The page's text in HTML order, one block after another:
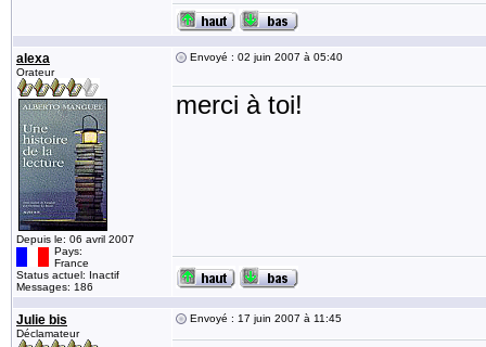
alexa
Orateur
Depuis le: 06 avril 2007
Pays:
France
Status actuel: Inactif
Messages: 186
Envoyé : 02 juin 2007 à 05:40
merci à toi!
Julie bis
Déclamateur
Envoyé : 17 juin 2007 à 11:45